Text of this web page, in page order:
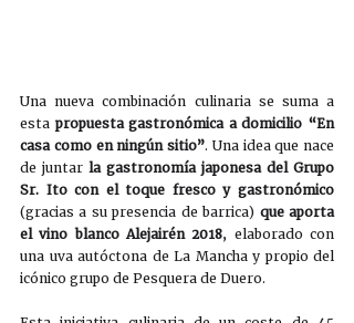
Una nueva combinación culinaria se suma a
esta propuesta gastronómica a domicilio “En
casa como en ningún sitio”. Una idea que nace
de juntar la gastronomía japonesa del Grupo
Sr. Ito con el toque fresco y gastronómico
(gracias a su presencia de barrica) que aporta
el vino blanco Alejairén 2018, elaborado con
una uva autóctona de La Mancha y propio del
icónico grupo de Pesquera de Duero.